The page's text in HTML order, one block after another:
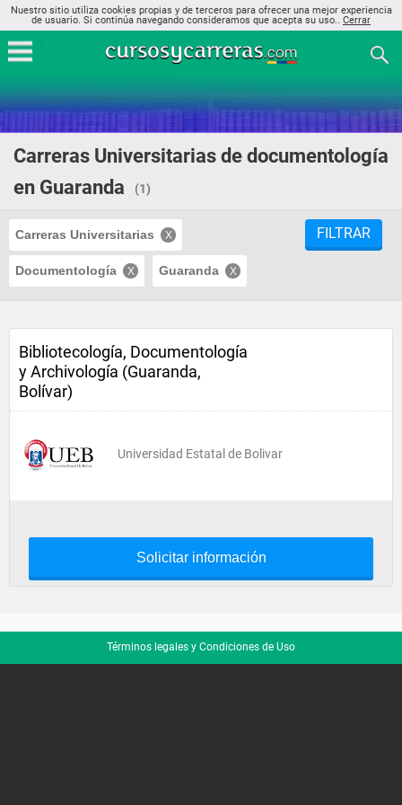
Nuestro sitio utiliza cookies propias y de terceros para ofrecer una mejor experiencia
de usuario. Si continúa navegando consideramos que acepta su uso.. Cerrar
Carreras Universitarias de documentología
en Guaranda
(1)
Carreras Universitarias
Documentología Guaranda
FILTRAR
Bibliotecología, Documentología
y Archivología (Guaranda,
Bolívar)
Universidad Estatal de Bolivar
Solicitar información
Términos legales y Condiciones de Uso